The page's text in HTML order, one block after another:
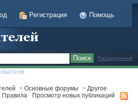
Регистрация Помощь
Расширенный
> Основные форумы > Другое
Правила
Просмотр новых публикаций